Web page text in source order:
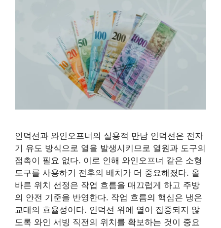
인덕션과 와인오프너의 실용적 만남 인덕션은 전자
기 유도 방식으로 열을 발생시키므로 열원과 도구의
접촉이 필요 없다. 이로 인해 와인오프너 같은 소형
도구를 사용하기 전후의 배치가 더 중요해졌다. 올
바른 위치 선정은 작업 흐름을 매끄럽게 하고 주방
의 안전 기준을 반영한다. 작업 흐름의 핵심은 냉온
교대의 효율성이다. 인덕션 위에 열이 집중되지 않
도록 와인 서빙 직전의 위치를 확보하는 것이 중요